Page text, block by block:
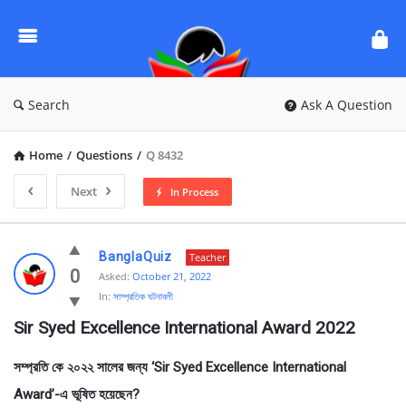
Questions
Search Ask A Question
Home / Questions / Q 8432
Next In Process
Ask
Questions
BanglaQuiz
Latest
Questions
0
BanglaQuiz
Teacher
Asked: October 21, 2022
In: সাম্প্রতিক ঘটনাবলী
Sir Syed Excellence International Award 2022
সম্প্রতি কে ২০২২ সালের জন্য ‘Sir Syed Excellence International
Award’-এ ভূষিত হয়েছেন?